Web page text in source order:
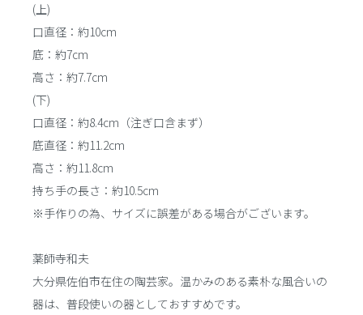
(上)
口直径：約10cm
底：約7cm
高さ：約7.7cm
(下)
口直径：約8.4cm（注ぎ口含まず）
底直径：約11.2cm
高さ：約11.8cm
持ち手の長さ：約10.5cm
※手作りの為、サイズに誤差がある場合がございます。
薬師寺和夫
大分県佐伯市在住の陶芸家。温かみのある素朴な風合いの
器は、普段使いの器としておすすめです。